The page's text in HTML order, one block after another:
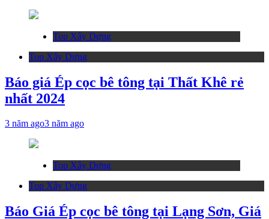
Top Xây Dựng
Top Xây Dựng
Báo giá Ép cọc bê tông tại Thất Khê rẻ
nhất 2024
3 năm ago3 năm ago
Top Xây Dựng
Top Xây Dựng
Báo Giá Ép cọc bê tông tại Lạng Sơn, Giá